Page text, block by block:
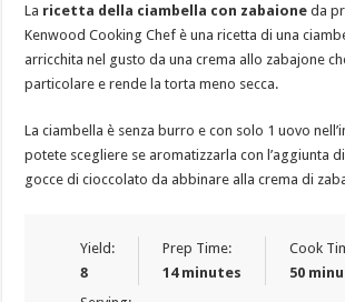
La ricetta della ciambella con zabaioneda
Kenwood Cooking Chef è una ricetta di una
arricchita nel gusto da una crema allo zabajone
particolare e rende la torta meno secca.
La ciambella è senza burro e con solo 1 uovo
potete scegliere se aromatizzarla con l’aggiunta
gocce di cioccolato da abbinare alla crema di
Yield:
8
Prep Time:
14 minutes
Cook
50